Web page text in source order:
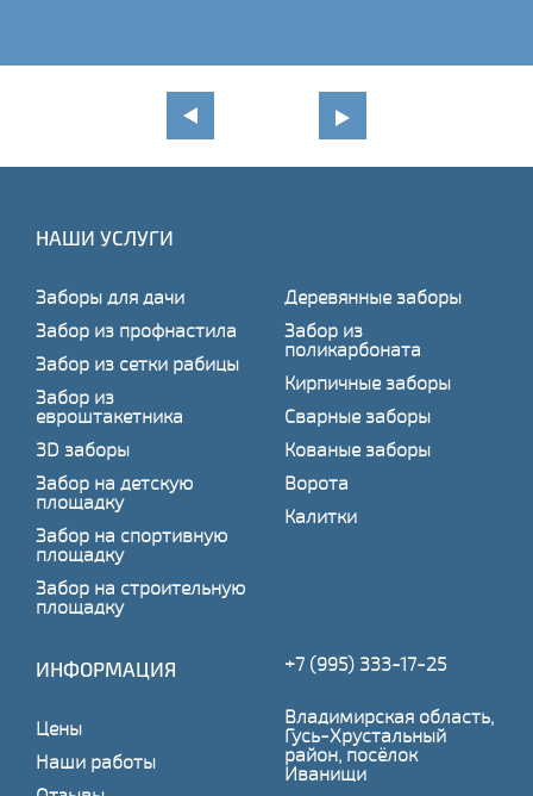
НАШИ УСЛУГИ
Заборы для дачи
Забор из профнастила
Забор из сетки рабицы
Забор из
евроштакетника
3D заборы
Забор на детскую
площадку
Забор на спортивную
площадку
Забор на строительную
площадку
Деревянные заборы
Забор из
поликарбоната
Кирпичные заборы
Сварные заборы
Кованые заборы
Ворота
Калитки
ИНФОРМАЦИЯ
Цены
Наши работы
+7 (995) 333-17-25
Владимирская область,
Гусь-Хрустальный
район, посёлок
Иванищи